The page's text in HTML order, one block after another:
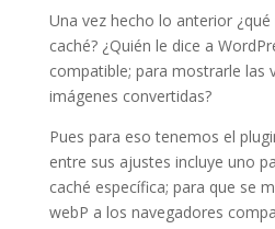
Una vez hecho lo anterior ¿qué
caché? ¿Quién le dice a
compatible; para mostrarle las
imágenes convertidas?
Pues para eso tenemos el
entre sus ajustes incluye uno
caché específica; para que se
webP a los navegadores